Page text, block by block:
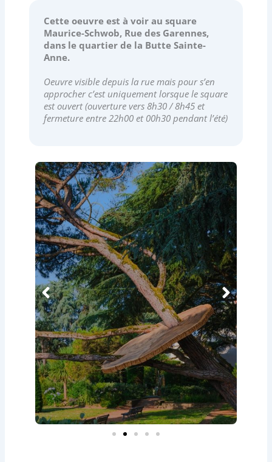
Cette oeuvre est à voir au square
Maurice-Schwob, Rue des Garennes,
dans le quartier de la Butte Sainte-
Anne.
Oeuvre visible depuis la rue mais pour s’en
approcher c’est uniquement lorsque le square
est ouvert (ouverture vers 8h30 / 8h45 et
fermeture entre 22h00 et 00h30 pendant l’été)